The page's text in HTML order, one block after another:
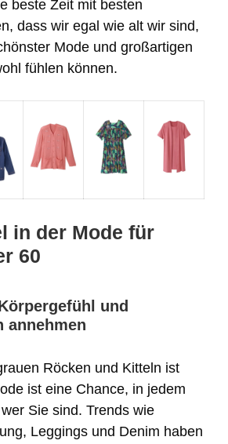
beste Zeit mit besten
dass wir egal wie alt wir sind,
Mode und großartigen
fühlen können.
in der Mode für
60
und
annehmen
Röcken und Kitteln ist
ist eine Chance, in jedem
Sie sind. Trends wie
Leggings und Denim haben